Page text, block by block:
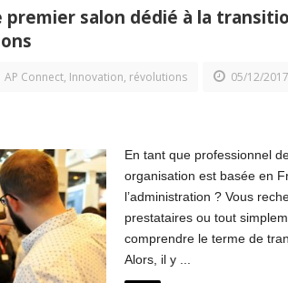
premier salon dédié à la
AP Connect, Innovation, révolutions 05/12/2017
En tant que professionnel
organisation est basée en
l’administration ? Vous
prestataires ou tout
comprendre le terme de
Alors, il y ...